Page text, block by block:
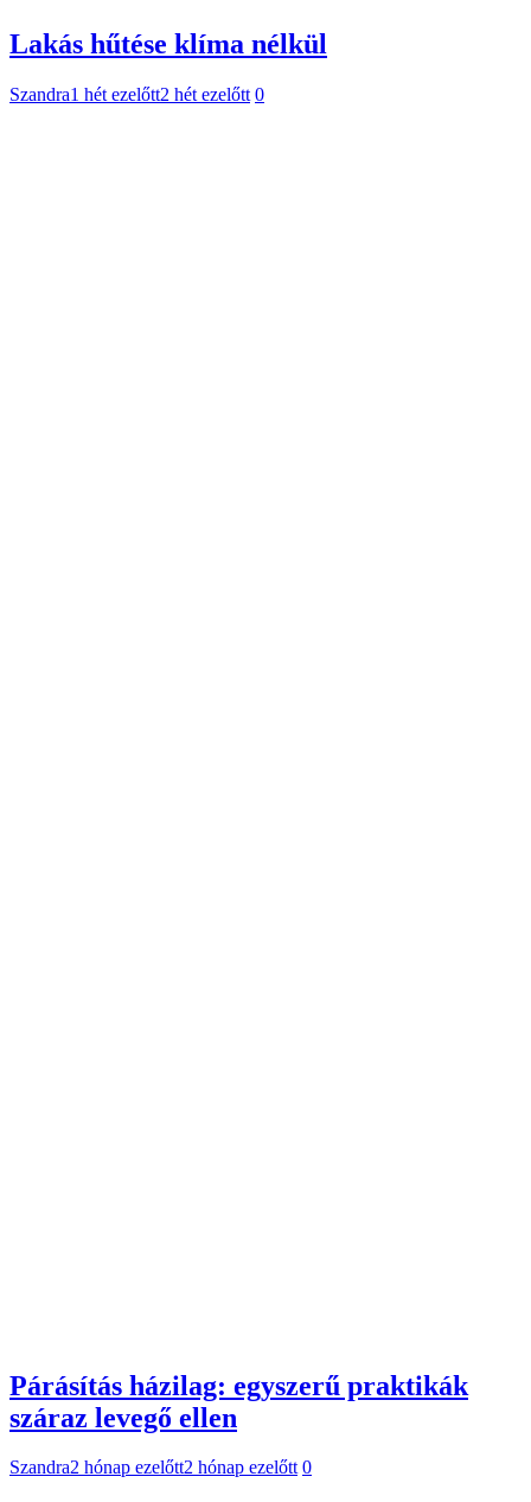
Lakás hűtése klíma nélkül
Szandra1 hét ezelőtt2 hét ezelőtt 0
Párásítás házilag: egyszerű praktikák
száraz levegő ellen
Szandra2 hónap ezelőtt2 hónap ezelőtt 0